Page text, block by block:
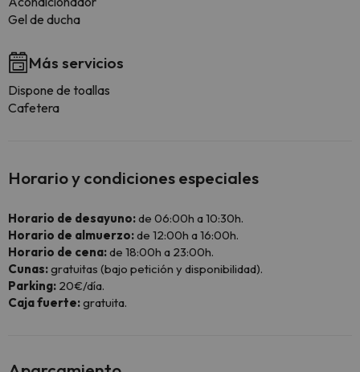
Gel de ducha
Más servicios
Dispone de toallas
Cafetera
Horario y condiciones especiales
Horario de desayuno:de 06:00h a 10:30h.
Horario de almuerzo:de 12:00h a 16:00h.
Horario de cena:de 18:00h a 23:00h.
Cunas:gratuitas (bajo petición y disponibilidad).
Parking: 20€/día.
Caja fuerte:gratuita.